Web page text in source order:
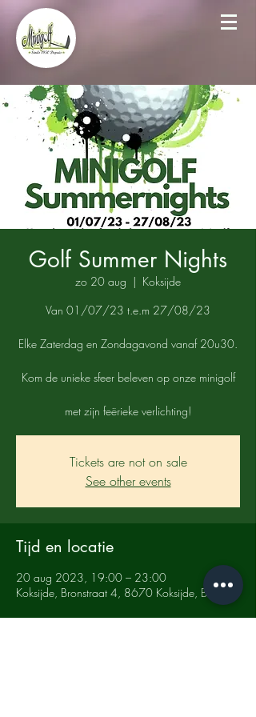
Golf Summer Nights
zo 20 aug
  |
Koksijde
Van 01/07/23 t.e.m 27/08/23
Elke Zaterdag en Zondagavond vanaf 20u30.
Kom de unieke sfeer beleven op onze minigolf
met zijn feërieke verlichting!
Tickets are not on sale
See other events
Tijd en locatie
20 aug 2023, 19:00 – 23:00
Koksijde, Bronstraat 4, 8670 Koksijde, Belgium